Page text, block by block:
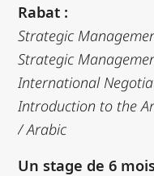
Rabat :
Strategic
Strategic
International
Introduction to the
/ Arabic
Un stage de 6